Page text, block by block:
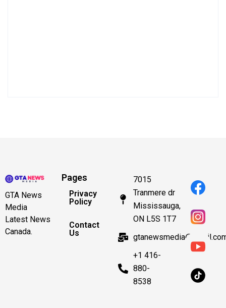
GTA News
Media
Latest News
Canada.
Pages
Privacy
Policy
Contact
Us
7015
Tranmere dr
Mississauga,
ON L5S 1T7
+1 416-
880-
8538